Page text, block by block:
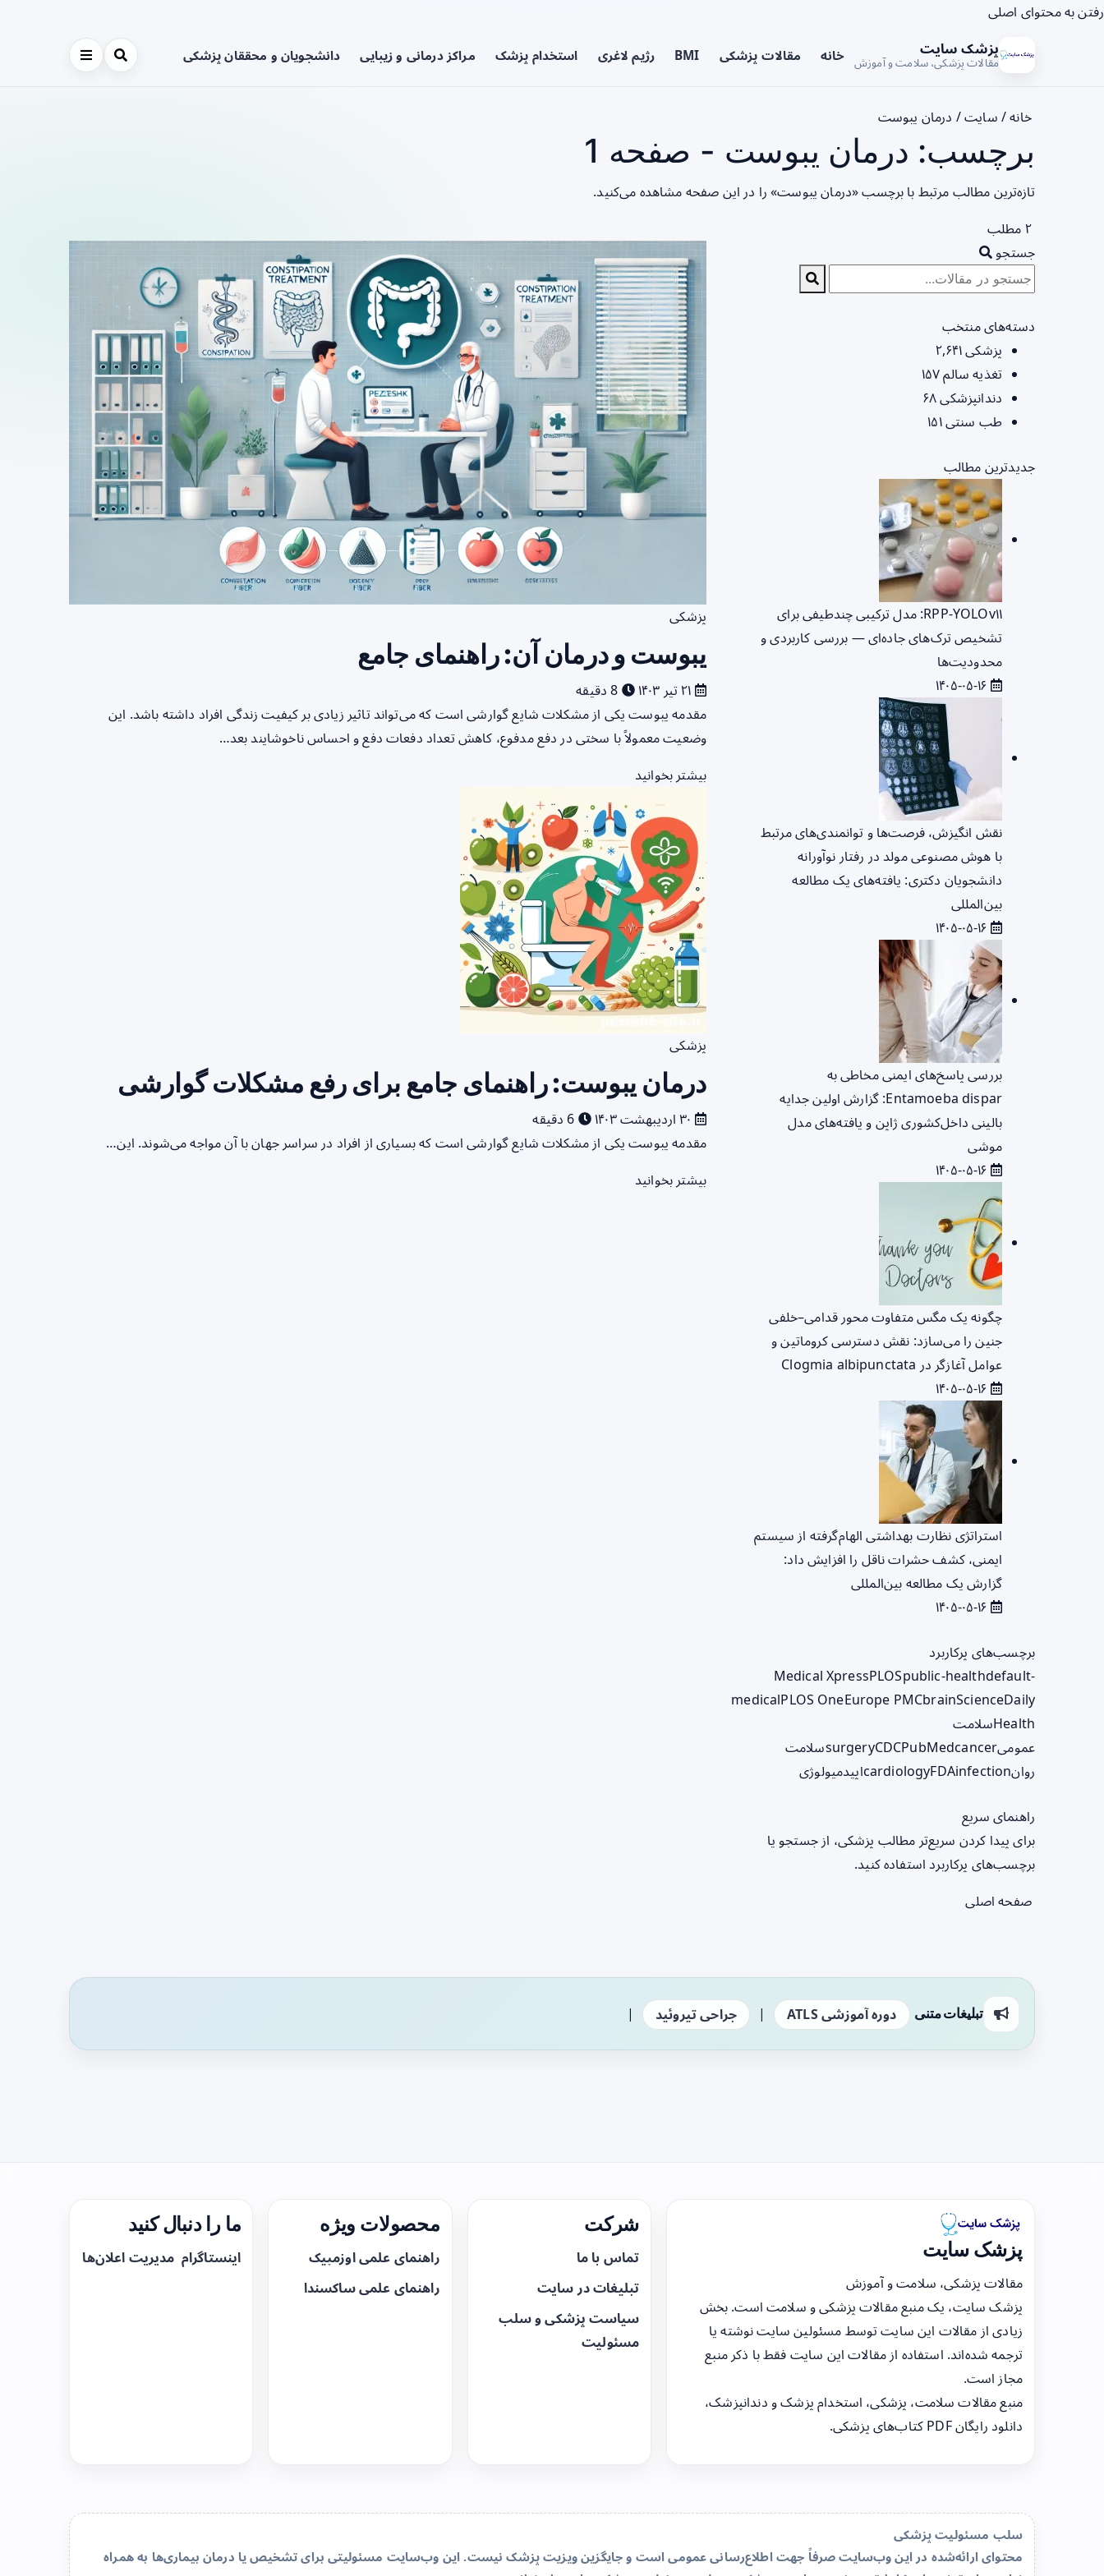
رفتن به محتوای اصلی
پزشک سایت
مقالات پزشکی، سلامت و آموزش خانه مقالات پزشکی BMI رژیم لاغری استخدام پزشک مراکز درمانی و زیبایی دانشجویان و محققان پزشکی
خانه/ سایت/ درمان یبوست
برچسب: درمان یبوست - صفحه 1
تازه‌ترین مطالب مرتبط با برچسب «درمان یبوست» را در این صفحه مشاهده می‌کنید.
۲ مطلب
پزشکی
یبوست و درمان آن: راهنمای جامع
مقدمه یبوست یکی از مشکلات شایع گوارشی است که می‌تواند تاثیر زیادی بر کیفیت زندگی افراد داشته باشد. این
وضعیت معمولاً با سختی در دفع مدفوع، کاهش تعداد دفعات دفع و احساس ناخوشایند بعد…
بیشتر بخوانید
پزشکی
درمان یبوست: راهنمای جامع برای رفع مشکلات گوارشی
مقدمه یبوست یکی از مشکلات شایع گوارشی است که بسیاری از افراد در سراسر جهان با آن مواجه می‌شوند. این…
بیشتر بخوانید
جستجو
دسته‌های منتخب
پزشکی۲,۶۴۱
تغذیه سالم۱۵۷
دندانپزشکی۶۸
طب سنتی۱۵۱
جدیدترین مطالب
RPP‑YOLOv۱۱: مدل ترکیبی چندطیفی برای
تشخیص ترک‌های جاده‌ای — بررسی کاربردی و
محدودیت‌ها
نقش انگیزش، فرصت‌ها و توانمندی‌های مرتبط
با هوش مصنوعی مولد در رفتار نوآورانه
دانشجویان دکتری: یافته‌های یک مطالعه
بین‌المللی
بررسی پاسخ‌های ایمنی مخاطی به
Entamoeba dispar: گزارش اولین جدایه
بالینی داخل‌کشوری ژاپن و یافته‌های مدل
موشی
چگونه یک مگس متفاوت محور قدامی–خلفی
جنین را می‌سازد: نقش دسترسی کروماتین و
عوامل آغازگر در Clogmia albipunctata
استراتژی نظارت بهداشتی الهام‌گرفته از سیستم
ایمنی، کشف حشرات ناقل را افزایش داد:
گزارش یک مطالعه بین‌المللی
برچسب‌های پرکاربرد
Medical XpressPLOSpublic-healthdefault-
medicalPLOS OneEurope PMCbrainScienceDaily
Healthسلامت
عمومی
surgeryCDCPubMedcancer
سلامت
روان
cardiologyFDAinfection اپیدمیولوژی
راهنمای سریع
برای پیدا کردن سریع‌تر مطالب پزشکی، از جستجو یا
برچسب‌های پرکاربرد استفاده کنید.
صفحه اصلی
تبلیغات متنی دوره آموزشی ATLS | جراحی تیروئید |
پزشک سایت
مقالات پزشکی، سلامت و آموزش
پزشک سایت، یک منبع مقالات پزشکی و سلامت است. بخش
زیادی از مقالات این سایت توسط مسئولین سایت نوشته یا
ترجمه شده‌اند. استفاده از مقالات این سایت فقط با ذکر منبع
مجاز است.
منبع مقالات سلامت، پزشکی، استخدام پزشک و دندانپزشک،
دانلود رایگان PDF کتاب‌های پزشکی.
شرکت
تماس با ما
تبلیغات در سایت
سیاست پزشکی و سلب
مسئولیت
محصولات ویژه
راهنمای علمی اوزمپیک
راهنمای علمی ساکسندا
ما را دنبال کنید
اینستاگرام مدیریت اعلان‌ها
سلب مسئولیت پزشکی
محتوای ارائه‌شده در این وب‌سایت صرفاً جهت اطلاع‌رسانی عمومی است و جایگزین ویزیت پزشک نیست. این وب‌سایت مسئولیتی برای تشخیص یا درمان بیماری‌ها به همراه